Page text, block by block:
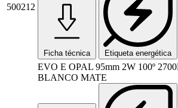
500212
Ficha técnica Etiqueta energética
EVO E OPAL 95mm 2W 100º
BLANCO MATE